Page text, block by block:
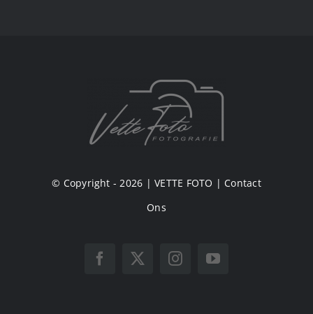
© Copyright - 2026 |VETTE FOTO | Contact
Ons